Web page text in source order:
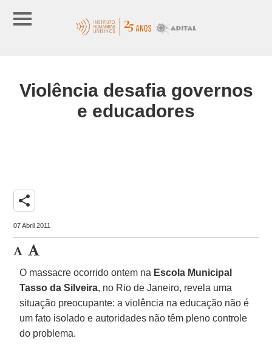
Violência desafia governos
e educadores
share
07 Abril 2011
O massacre ocorrido ontem na Escola Municipal
Tasso da Silveira, no Rio de Janeiro, revela uma
situação preocupante: a violência na educação não é
um fato isolado e autoridades não têm pleno controle
do problema.